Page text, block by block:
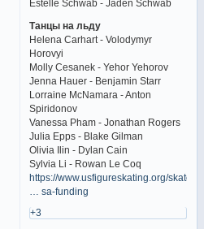
Estelle Schwab - Jaden Schwab
Танцы на льду
Helena Carhart - Volodymyr
Horovyi
Molly Cesanek - Yehor Yehorov
Jenna Hauer - Benjamin Starr
Lorraine McNamara - Anton
Spiridonov
Vanessa Pham - Jonathan Rogers
Julia Epps - Blake Gilman
Olivia Ilin - Dylan Cain
Sylvia Li - Rowan Le Coq
https://www.usfigureskating.org/skate/s
… sa-funding
+3